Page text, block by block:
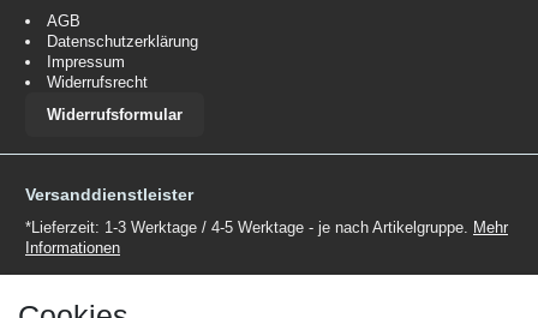
AGB
Datenschutzerklärung
Impressum
Widerrufsrecht
Widerrufsformular
Versanddienstleister
*Lieferzeit: 1-3 Werktage / 4-5 Werktage - je nach Artikelgruppe. Mehr
Informationen